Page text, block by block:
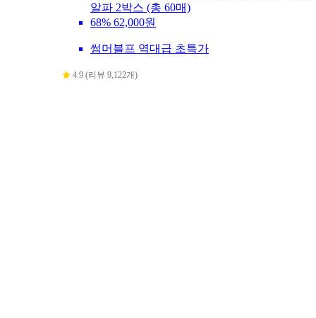
알파 2박스 (총 60매)
68% 62,000원
썸머블프 역대급 초특가
4.9 (리뷰 9,122개)